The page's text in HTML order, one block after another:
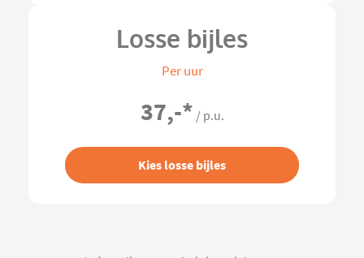
Losse bijles
Per uur
37,-* / p.u.
Kies losse bijles